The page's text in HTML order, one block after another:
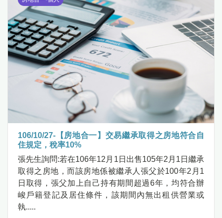
106/10/27-【房地合一】交易繼承取得之房地符合自
住規定，稅率10%
張先生詢問:若在106年12月1日出售105年2月1日繼承
取得之房地，而該房地係被繼承人張父於100年2月1
日取得，張父加上自己持有期間超過6年，均符合辦
峻戶籍登記及居住條件，該期間內無出租供營業或
執.....